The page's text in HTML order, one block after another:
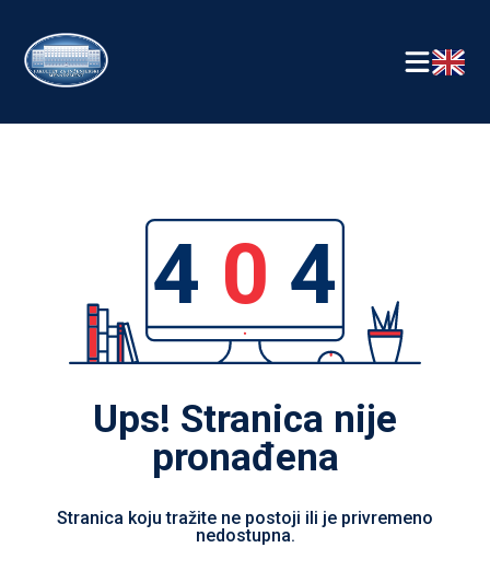
4 0 4
Ups! Stranica nije
pronađena
Stranica koju tražite ne postoji ili je privremeno
nedostupna.